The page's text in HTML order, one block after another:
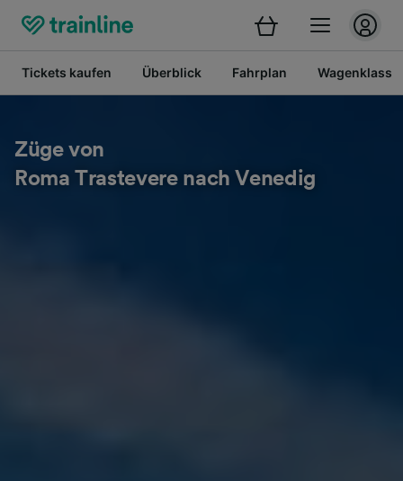
Tickets kaufen Überblick Fahrplan
Züge von
Roma Trastevere nach Venedig